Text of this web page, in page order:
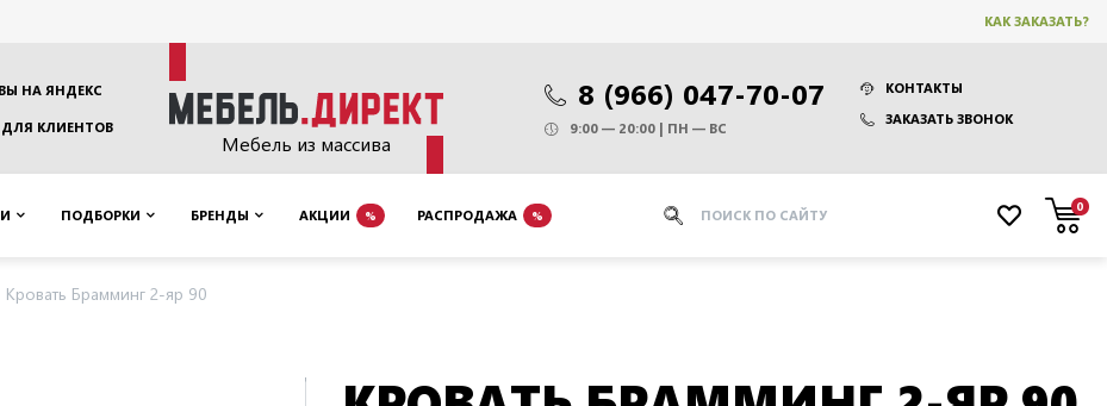
КАК ЗАКАЗАТЬ?
Мебель из массива
НА ЯНДЕКС
КЛИЕНТОВ
8 (966) 047-70-07
КОНТАКТЫ
ЗАКАЗАТЬ ЗВОНОК
9:00 — 20:00 | ПН — ВС
ПОДБОРКИ БРЕНДЫ АКЦИИ % РАСПРОДАЖА %
0
Кровать Брамминг 2-яр 90